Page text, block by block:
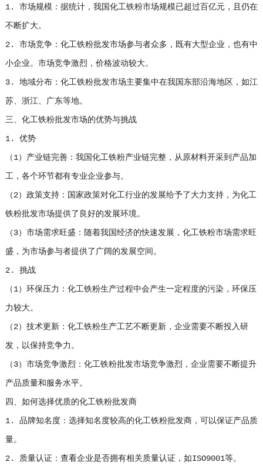
1. 市场规模：据统计，我国化工铁粉市场规模已超过百亿元，且仍在
不断扩大。
2. 市场竞争：化工铁粉批发市场参与者众多，既有大型企业，也有中
小企业。市场竞争激烈，价格波动较大。
3. 地域分布：化工铁粉批发市场主要集中在我国东部沿海地区，如江
苏、浙江、广东等地。
三、化工铁粉批发市场的优势与挑战
1. 优势
（1）产业链完善：我国化工铁粉产业链完整，从原材料开采到产品加
工，各个环节都有专业企业参与。
（2）政策支持：国家政策对化工行业的发展给予了大力支持，为化工
铁粉批发市场提供了良好的发展环境。
（3）市场需求旺盛：随着我国经济的快速发展，化工铁粉市场需求旺
盛，为市场参与者提供了广阔的发展空间。
2. 挑战
（1）环保压力：化工铁粉生产过程中会产生一定程度的污染，环保压
力较大。
（2）技术更新：化工铁粉生产工艺不断更新，企业需要不断投入研
发，以保持竞争力。
（3）市场竞争激烈：化工铁粉批发市场竞争激烈，企业需要不断提升
产品质量和服务水平。
四、如何选择优质的化工铁粉批发商
1. 品牌知名度：选择知名度较高的化工铁粉批发商，可以保证产品质
量。
2. 质量认证：查看企业是否拥有相关质量认证，如ISO9001等。